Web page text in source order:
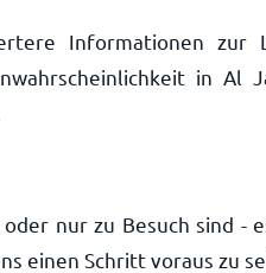
Informationen zur
in Al
nur zu Besuch sind -
einen Schritt voraus zu